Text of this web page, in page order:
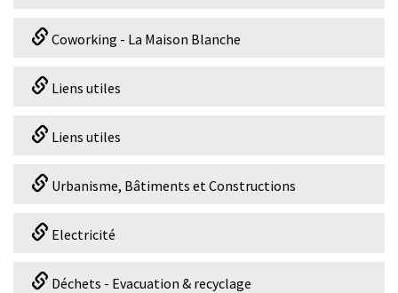
Coworking - La Maison Blanche
Liens utiles
Liens utiles
Urbanisme, Bâtiments et Constructions
Electricité
Déchets - Evacuation & recyclage